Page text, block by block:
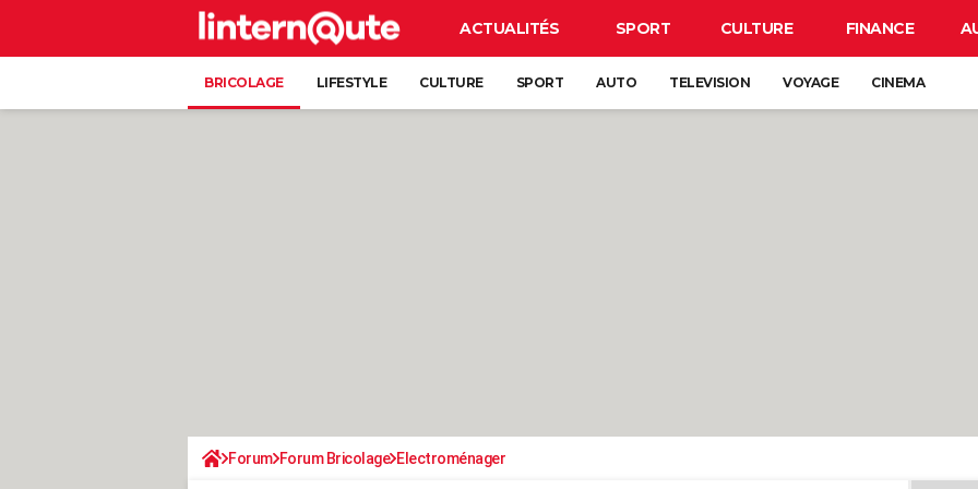
ACTUALITÉS SPORT CULTURE FINANCE
BRICOLAGE LIFESTYLE CULTURE SPORT AUTO TELEVISION VOYAGE CINEMA
Forum Forum Bricolage Electroménager